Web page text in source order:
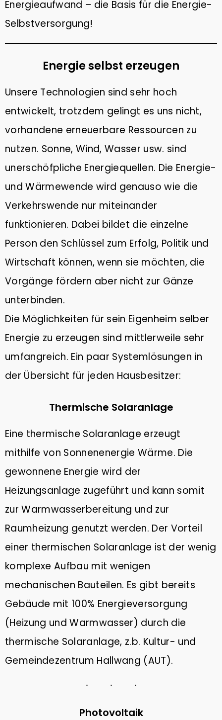
Energieaufwand – die Basis für die Energie-
Selbstversorgung!
Energie selbst erzeugen
Unsere Technologien sind sehr hoch
entwickelt, trotzdem gelingt es uns nicht,
vorhandene erneuerbare Ressourcen zu
nutzen. Sonne, Wind, Wasser usw. sind
unerschöfpliche Energiequellen. Die Energie-
und Wärmewende wird genauso wie die
Verkehrswende nur miteinander
funktionieren. Dabei bildet die einzelne
Person den Schlüssel zum Erfolg, Politik und
Wirtschaft können, wenn sie möchten, die
Vorgänge fördern aber nicht zur Gänze
unterbinden.
Die Möglichkeiten für sein Eigenheim selber
Energie zu erzeugen sind mittlerweile sehr
umfangreich. Ein paar Systemlösungen in
der Übersicht für jeden Hausbesitzer:
Thermische Solaranlage
Eine thermische Solaranlage erzeugt
mithilfe von Sonnenenergie Wärme. Die
gewonnene Energie wird der
Heizungsanlage zugeführt und kann somit
zur Warmwasserbereitung und zur
Raumheizung genutzt werden. Der Vorteil
einer thermischen Solaranlage ist der wenig
komplexe Aufbau mit wenigen
mechanischen Bauteilen. Es gibt bereits
Gebäude mit 100% Energieversorgung
(Heizung und Warmwasser) durch die
thermische Solaranlage, z.b. Kultur- und
Gemeindezentrum Hallwang (AUT).
Photovoltaik